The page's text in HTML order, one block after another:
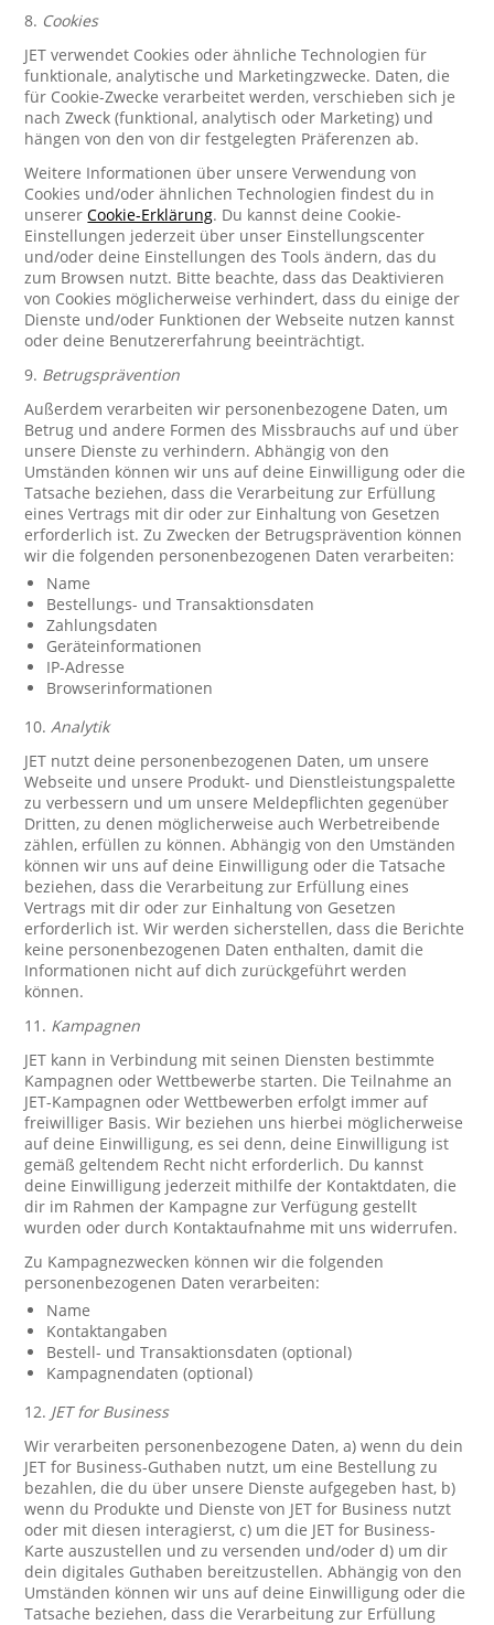
8. Cookies
JET verwendet Cookies oder ähnliche Technologien für
funktionale, analytische und Marketingzwecke. Daten, die
für Cookie-Zwecke verarbeitet werden, verschieben sich je
nach Zweck (funktional, analytisch oder Marketing) und
hängen von den von dir festgelegten Präferenzen ab.
Weitere Informationen über unsere Verwendung von
Cookies und/oder ähnlichen Technologien findest du in
unsererCookie-Erklärung. Du kannst deine Cookie-
Einstellungen jederzeit über unser Einstellungscenter
und/oder deine Einstellungen des Tools ändern, das du
zum Browsen nutzt. Bitte beachte, dass das Deaktivieren
von Cookies möglicherweise verhindert, dass du einige der
Dienste und/oder Funktionen der Webseite nutzen kannst
oder deine Benutzererfahrung beeinträchtigt.
9. Betrugsprävention
Außerdem verarbeiten wir personenbezogene Daten, um
Betrug und andere Formen des Missbrauchs auf und über
unsere Dienste zu verhindern. Abhängig von den
Umständen können wir uns auf deine Einwilligung oder die
Tatsache beziehen, dass die Verarbeitung zur Erfüllung
eines Vertrags mit dir oder zur Einhaltung von Gesetzen
erforderlich ist. Zu Zwecken der Betrugsprävention können
wir die folgenden personenbezogenen Daten verarbeiten:
Name
Bestellungs- und Transaktionsdaten
Zahlungsdaten
Geräteinformationen
IP-Adresse
Browserinformationen
10.Analytik
JET nutzt deine personenbezogenen Daten, um unsere
Webseite und unsere Produkt- und Dienstleistungspalette
zu verbessern und um unsere Meldepflichten gegenüber
Dritten, zu denen möglicherweise auch Werbetreibende
zählen, erfüllen zu können. Abhängig von den Umständen
können wir uns auf deine Einwilligung oder die Tatsache
beziehen, dass die Verarbeitung zur Erfüllung eines
Vertrags mit dir oder zur Einhaltung von Gesetzen
erforderlich ist. Wir werden sicherstellen, dass die Berichte
keine personenbezogenen Daten enthalten, damit die
Informationen nicht auf dich zurückgeführt werden
können.
11. Kampagnen
JET kann in Verbindung mit seinen Diensten bestimmte
Kampagnen oder Wettbewerbe starten. Die Teilnahme an
JET-Kampagnen oder Wettbewerben erfolgt immer auf
freiwilliger Basis. Wir beziehen uns hierbei möglicherweise
auf deine Einwilligung, es sei denn, deine Einwilligung ist
gemäß geltendem Recht nicht erforderlich. Du kannst
deine Einwilligung jederzeit mithilfe der Kontaktdaten, die
dir im Rahmen der Kampagne zur Verfügung gestellt
wurden oder durch Kontaktaufnahme mit uns widerrufen.
Zu Kampagnezwecken können wir die folgenden
personenbezogenen Daten verarbeiten:
Name
Kontaktangaben
Bestell- und Transaktionsdaten (optional)
Kampagnendaten (optional)
12. JET for Business
Wir verarbeiten personenbezogene Daten, a) wenn du dein
JET for Business-Guthaben nutzt, um eine Bestellung zu
bezahlen, die du über unsere Dienste aufgegeben hast, b)
wenn du Produkte und Dienste von JET for Business nutzt
oder mit diesen interagierst, c) um die JET for Business-
Karte auszustellen und zu versenden und/oder d) um dir
dein digitales Guthaben bereitzustellen. Abhängig von den
Umständen können wir uns auf deine Einwilligung oder die
Tatsache beziehen, dass die Verarbeitung zur Erfüllung